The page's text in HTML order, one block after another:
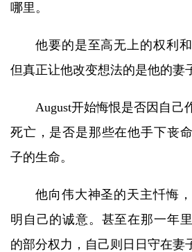
哪里。
他要的是至高无上的权利
但真正让他改变想法的是他的妻
August开始悔恨是否因自己
死亡，是否是那些在他手下丧
子的生命。
他向伟大神圣的天主忏悔
明自己的诚意。甚至在那一年
的部分权力，自己则日日守在妻